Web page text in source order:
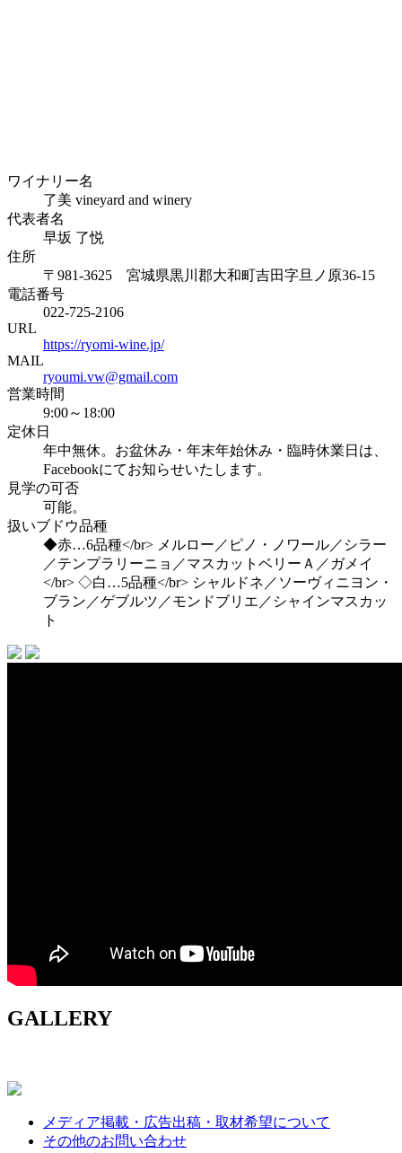
ワイナリー名
了美 vineyard and winery
代表者名
早坂 了悦
住所
〒981-3625 宮城県黒川郡大和町吉田字旦ノ原36-15
電話番号
022-725-2106
URL
https://ryomi-wine.jp/
MAIL
ryoumi.vw@gmail.com
営業時間
9:00～18:00
定休日
年中無休。お盆休み・年末年始休み・臨時休業日は、
Facebookにてお知らせいたします。
見学の可否
可能。
扱いブドウ品種
◆赤…6品種</br> メルロー／ピノ・ノワール／シラー
／テンプラリーニョ／マスカットベリーＡ／ガメイ
</br> ◇白…5品種</br> シャルドネ／ソーヴィニヨン・
ブラン／ゲブルツ／モンドブリエ／シャインマスカッ
ト
GALLERY
メディア掲載・広告出稿・取材希望について
その他のお問い合わせ